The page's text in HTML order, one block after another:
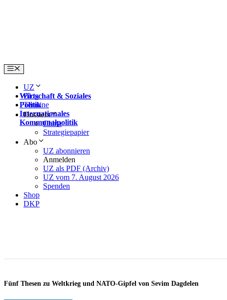
Menu
UZ
Wirtschaft & Soziales
Politik
Internationales
Kommunalpolitik
Blog
Termine
Dossiers
China
Strategiepapier
Abo
UZ abonnieren
Anmelden
UZ als PDF (Archiv)
UZ vom 7. August 2026
Spenden
Shop
DKP
Fünf Thesen zu Weltkrieg und NATO-Gipfel von Sevim Dagdelen